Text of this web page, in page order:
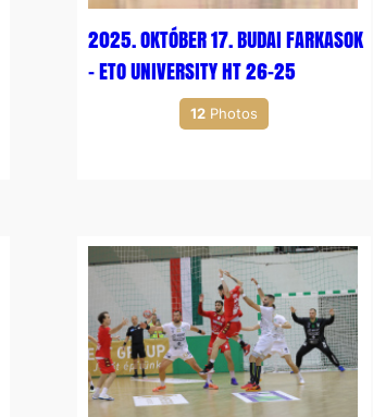
2025. OKTÓBER 17. BUDAI FARKASOK
– ETO UNIVERSITY HT 26-25
12 Photos